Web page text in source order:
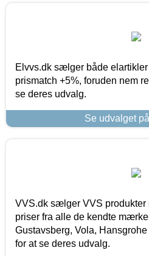
Elvvs.dk sælger både
prismatch +5%, foruden nem
se deres udvalg.
Se udvalget
VVS.dk sælger VVS produkter
priser fra alle de kendte
Gustavsberg, Vola,
for at se deres udvalg.